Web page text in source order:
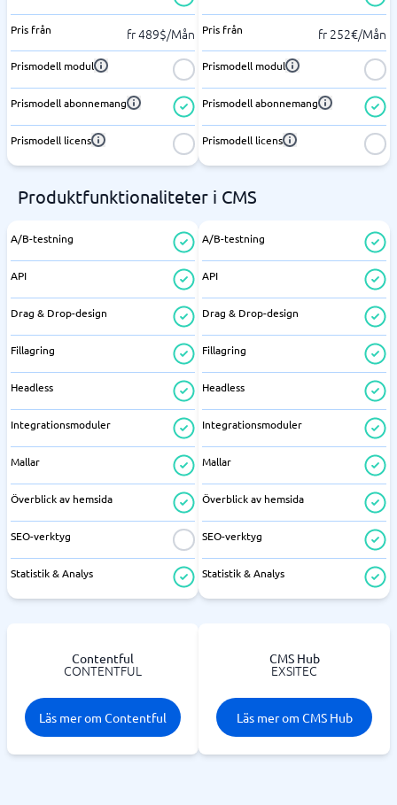
Pris från fr 489$/Mån
Prismodell modul
Prismodell abonnemang
Prismodell licens
Pris från fr 252€/Mån
Prismodell modul
Prismodell abonnemang
Prismodell licens
Produktfunktionaliteter i CMS
A/B-testning
API
Drag & Drop-design
Fillagring
Headless
Integrationsmoduler
Mallar
Överblick av hemsida
SEO-verktyg
Statistik & Analys
A/B-testning
API
Drag & Drop-design
Fillagring
Headless
Integrationsmoduler
Mallar
Överblick av hemsida
SEO-verktyg
Statistik & Analys
Contentful
CONTENTFUL
Läs mer om Contentful
CMS Hub
EXSITEC
Läs mer om CMS Hub